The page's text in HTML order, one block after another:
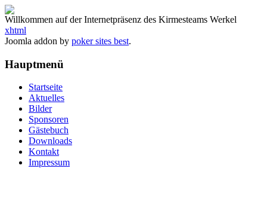
Willkommen auf der Internetpräsenz des Kirmesteams Werkel
xhtml
Joomla addon by poker sites best.
Hauptmenü
Startseite
Aktuelles
Bilder
Sponsoren
Gästebuch
Downloads
Kontakt
Impressum